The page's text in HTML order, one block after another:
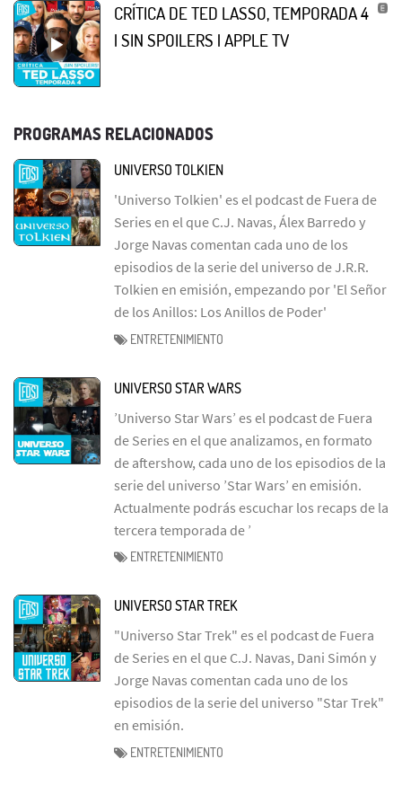
CRÍTICA DE TED LASSO, TEMPORADA 4
| SIN SPOILERS | APPLE TV
PROGRAMAS RELACIONADOS
UNIVERSO TOLKIEN
'Universo Tolkien' es el podcast de Fuera de
Series en el que C.J. Navas, Álex Barredo y
Jorge Navas comentan cada uno de los
episodios de la serie del universo de J.R.R.
Tolkien en emisión, empezando por 'El Señor
de los Anillos: Los Anillos de Poder'
ENTRETENIMIENTO
UNIVERSO STAR WARS
’Universo Star Wars’ es el podcast de Fuera
de Series en el que analizamos, en formato
de aftershow, cada uno de los episodios de la
serie del universo ’Star Wars’ en emisión.
Actualmente podrás escuchar los recaps de la
tercera temporada de ’
ENTRETENIMIENTO
UNIVERSO STAR TREK
"Universo Star Trek" es el podcast de Fuera
de Series en el que C.J. Navas, Dani Simón y
Jorge Navas comentan cada uno de los
episodios de la serie del universo "Star Trek"
en emisión.
ENTRETENIMIENTO